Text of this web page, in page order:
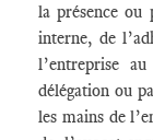
la présence ou
interne, de
l’entreprise
délégation ou
les mains de